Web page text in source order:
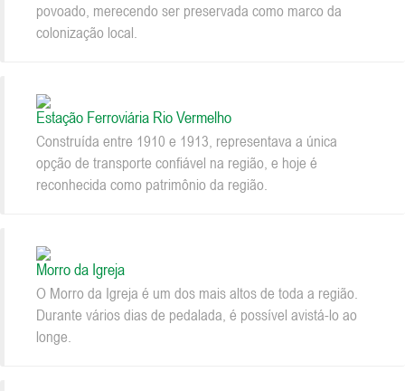
povoado, merecendo ser preservada como marco da
colonização local.
Estação Ferroviária Rio Vermelho
Construída entre 1910 e 1913, representava a única
opção de transporte confiável na região, e hoje é
reconhecida como patrimônio da região.
Morro da Igreja
O Morro da Igreja é um dos mais altos de toda a região.
Durante vários dias de pedalada, é possível avistá-lo ao
longe.